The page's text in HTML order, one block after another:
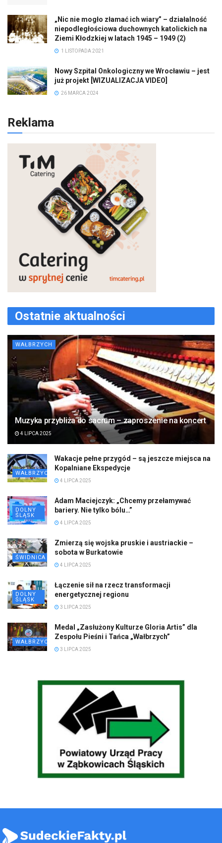
„Nic nie mogło złamać ich wiary” – działalność
niepodległościowa duchownych katolickich na
Ziemi Kłodzkiej w latach 1945 – 1949 (2)
1 LISTOPADA 2021
Nowy Szpital Onkologiczny we Wrocławiu – jest
już projekt [WIZUALIZACJA VIDEO]
26 MARCA 2024
Reklama
Ostatnie aktualności
WAŁBRZYCH
Muzyka przybliża do sacrum – zaproszenie na koncert
4 LIPCA 2025
WAŁBRZYCH
Wakacje pełne przygód – są jeszcze miejsca na
Kopalniane Ekspedycje
4 LIPCA 2025
DOLNY
ŚLĄSK
Adam Maciejczyk: „Chcemy przełamywać
bariery. Nie tylko bólu…”
4 LIPCA 2025
ŚWIDNICA
Zmierzą się wojska pruskie i austriackie –
sobota w Burkatowie
4 LIPCA 2025
DOLNY
ŚLĄSK
Łączenie sił na rzecz transformacji
energetycznej regionu
3 LIPCA 2025
WAŁBRZYCH
Medal „Zasłużony Kulturze Gloria Artis” dla
Zespołu Pieśni i Tańca „Wałbrzych”
3 LIPCA 2025